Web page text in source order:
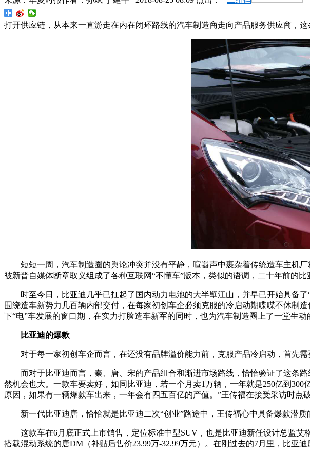
打开供应链，从本来一直游走在内在闭环路线的汽车制造商走向产品服务供应商，
短短一周，汽车制造圈的舆论冲突并没有平静，喧嚣声中裹杂着传统造车主机
被新晋自媒体断章取义组成了各种互联网“不懂车”版本，类似的语调，二十年前的
时至今日，比亚迪几乎已扛起了国内动力电池的大半壁江山，并早已开始具备
围绕造车新势力几百辆内部交付，在每家初创车企必须克服的冷启动期喋喋不休制
下“电”车发展的窗口期，在实力打脸造车新军的同时，也为汽车制造圈上了一堂生动
比亚迪的爆款
对于每一家初创车企而言，在还没有品牌溢价能力前，克服产品冷启动，首先
而对于比亚迪而言，秦、唐、宋的产品组合和渐进市场路线，恰恰验证了这条
然机会也大。一款车要卖好，如同比亚迪，若一个月卖1万辆，一年就是250亿到
原因，如果有一辆爆款车出来，一年会有四五百亿的产值。”王传福在接受采访时点
新一代比亚迪唐，恰恰就是比亚迪二次“创业”路途中，王传福心中具备爆款潜质
这款车在6月底正式上市销售，定位标准中型SUV，也是比亚迪新任设计总监艾
搭载混动系统的唐DM（补贴后售价23.99万-32.99万元）。在刚过去的7月里，比亚迪